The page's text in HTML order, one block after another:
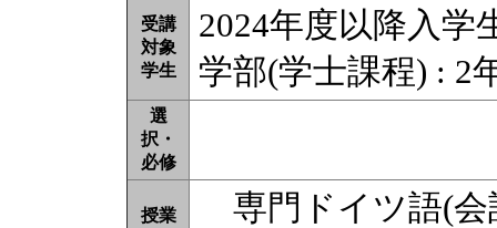
受講
対象
学生
2024年度以降入学
学部(学士課程) : 2
選
択・
必修
授業
専門ドイツ語(会